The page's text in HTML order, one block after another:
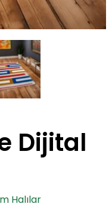
Dijital
Halılar